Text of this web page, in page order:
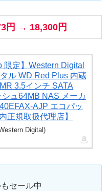
円 → 18,300円
限定】Western Digital
ル WD Red Plus 内蔵
3.5インチ SATA
ュ64MB NAS メーカ
AJP エコパッ
正規取扱代理店】
Digital)
セール中